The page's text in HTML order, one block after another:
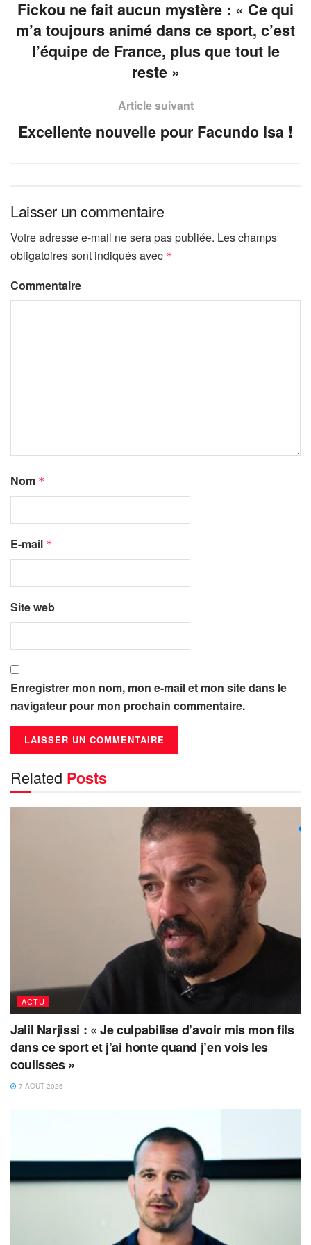
Fickou ne fait aucun mystère : « Ce qui
m’a toujours animé dans ce sport, c’est
l’équipe de France, plus que tout le
reste »
Article suivant
Excellente nouvelle pour Facundo Isa !
Laisser un commentaire
Votre adresse e-mail ne sera pas publiée. Les champs
obligatoires sont indiqués avec *
Commentaire
Nom *
E-mail *
Site web
Enregistrer mon nom, mon e-mail et mon site dans le
navigateur pour mon prochain commentaire.
Related Posts
ACTU
Jalil Narjissi : « Je culpabilise d’avoir mis mon fils
dans ce sport et j’ai honte quand j’en vois les
coulisses »
7 AOÛT 2026